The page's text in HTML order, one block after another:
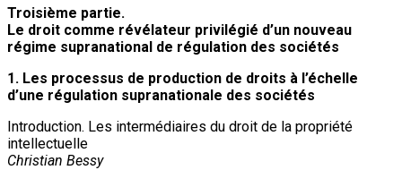
Troisième partie.
Le droit comme révélateur privilégié d’un nouveau
régime supranational de régulation des sociétés
1. Les processus de production de droits à l’échelle
d’une régulation supranationale des sociétés
Introduction. Les intermédiaires du droit de la propriété
intellectuelle
Christian Bessy